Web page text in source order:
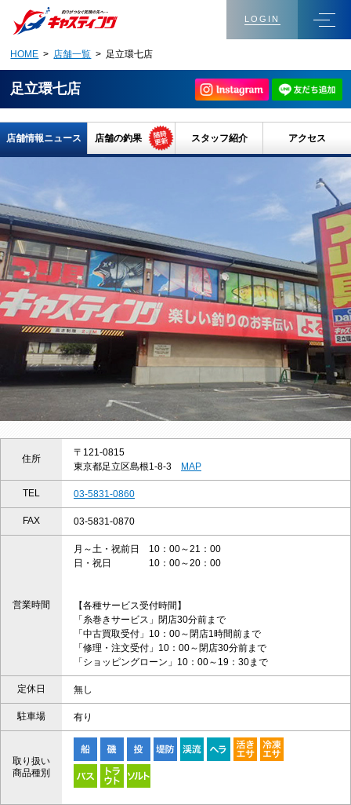
LOGIN
HOME > 店舗一覧 > 足立環七店
足立環七店
店舗情報ニュース 店舗の釣果 スタッフ紹介 アクセス
住所
〒121-0815
東京都足立区島根1-8-3
MAP
TEL 03-5831-0860
FAX 03-5831-0870
営業時間
月～土・祝前日 10：00～21：00
日・祝日 10：00～20：00
【各種サービス受付時間】
「糸巻きサービス」閉店30分前まで
「中古買取受付」10：00～閉店1時間前まで
「修理・注文受付」10：00～閉店30分前まで
「ショッピングローン」10：00～19：30まで
定休日 無し
駐車場 有り
取り扱い
商品種別